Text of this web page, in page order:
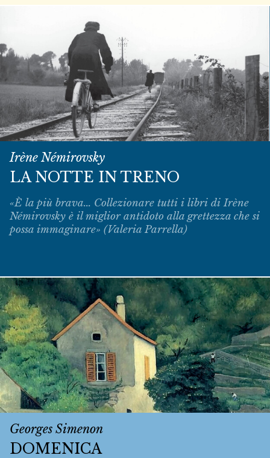
Irène Némirovsky
LA NOTTE IN TRENO
«È la più brava... Collezionare tutti i libri di Irène
Némirovsky è il miglior antidoto alla grettezza che si
possa immaginare» (Valeria Parrella)
Georges Simenon
DOMENICA